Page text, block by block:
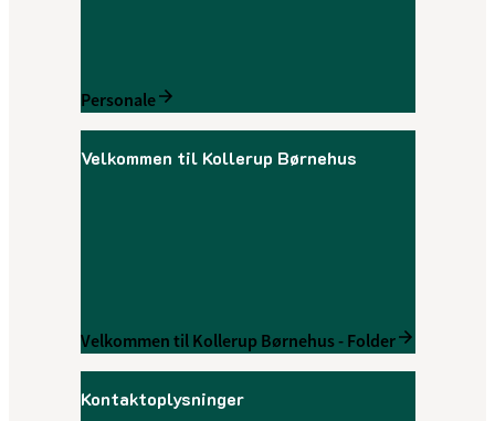
Personale
Velkommen til Kollerup Børnehus
Velkommen til Kollerup Børnehus - Folder
Kontaktoplysninger